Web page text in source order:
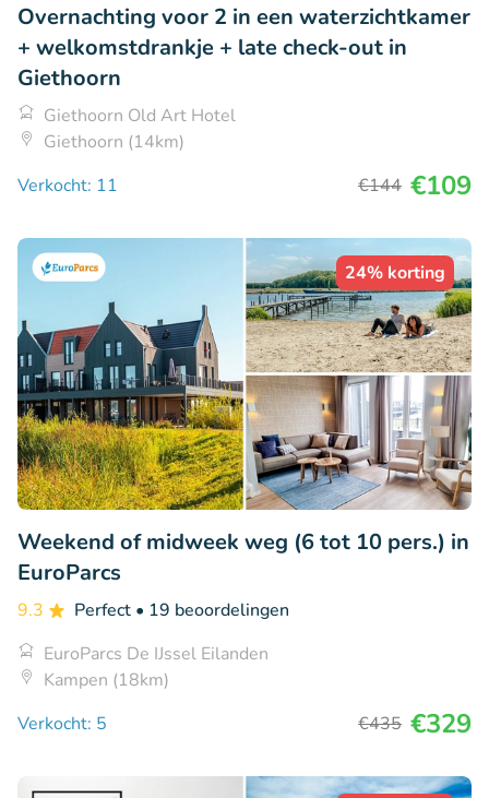
Overnachting voor 2 in een waterzichtkamer
+ welkomstdrankje + late check-out in
Giethoorn
Giethoorn Old Art Hotel
Giethoorn (14km)
Verkocht: 11
€144 €109
24% korting
Weekend of midweek weg (6 tot 10 pers.) in
EuroParcs
9.3 Perfect • 19 beoordelingen
EuroParcs De IJssel Eilanden
Kampen (18km)
Verkocht: 5
€435 €329